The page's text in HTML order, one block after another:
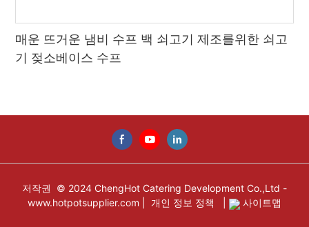
매운 뜨거운 냄비 수프 백 쇠고기 제조를위한 쇠고
기 젖소베이스 수프
저작권 © 2024 ChengHot Catering Development Co.,Ltd -
www.hotpotsupplier.com
개인 정보 정책 사이트맵